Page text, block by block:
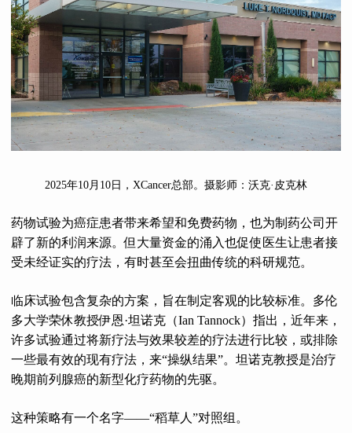
2025年10月10日，XCancer总部。摄影师：沃克·皮克林
药物试验为癌症患者带来希望和免费药物，也为制药公司开
辟了新的利润来源。但大量资金的涌入也促使医生让患者接
受未经证实的疗法，有时甚至会扭曲传统的科研规范。
临床试验包含复杂的方案，旨在制定客观的比较标准。多伦
多大学荣休教授伊恩·坦诺克（Ian Tannock）指出，近年来，
许多试验通过将新疗法与效果较差的疗法进行比较，或排除
一些最有效的现有疗法，来“操纵结果”。坦诺克教授是治疗
晚期前列腺癌的新型化疗药物的先驱。
这种策略有一个名字——“稻草人”对照组。